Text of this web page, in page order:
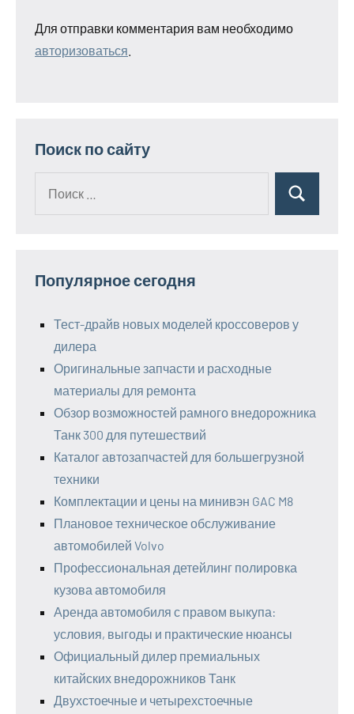
Для отправки комментария вам необходимо
авторизоваться
Поиск по сайту
Поиск
Популярное сегодня
Тест-драйв новых моделей кроссоверов у
дилера
Оригинальные запчасти и расходные
материалы для ремонта
Обзор возможностей рамного внедорожника
Танк 300 для путешествий
Каталог автозапчастей для большегрузной
техники
Комплектации и цены на минивэн GAC M8
Плановое техническое обслуживание
автомобилей Volvo
Профессиональная детейлинг полировка
кузова автомобиля
Аренда автомобиля с правом выкупа:
условия, выгоды и практические нюансы
Официальный дилер премиальных
китайских внедорожников Танк
Двухстоечные и четырехстоечные